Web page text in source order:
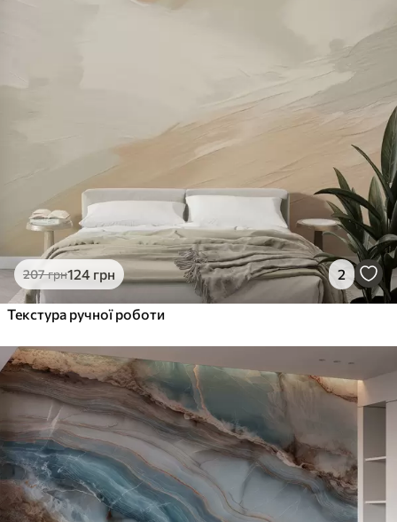
207грн124 грн 2
Текстура ручної роботи